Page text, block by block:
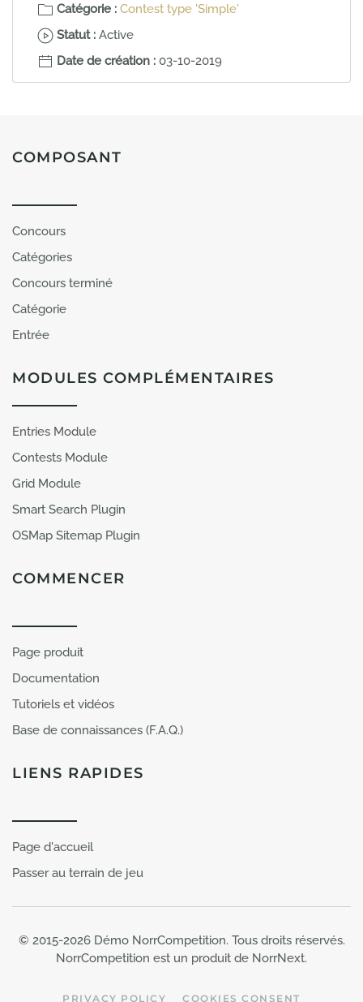
Catégorie : Contest type 'Simple'
Statut : Active
Date de création : 03-10-2019
COMPOSANT
Concours
Catégories
Concours terminé
Catégorie
Entrée
MODULES COMPLÉMENTAIRES
Entries Module
Contests Module
Grid Module
Smart Search Plugin
OSMap Sitemap Plugin
COMMENCER
Page produit
Documentation
Tutoriels et vidéos
Base de connaissances (F.A.Q.)
LIENS RAPIDES
Page d'accueil
Passer au terrain de jeu
© 2015-2026Démo NorrCompetition. Tous droits réservés.
NorrCompetition est un produit de NorrNext.
PRIVACY POLICY COOKIES CONSENT